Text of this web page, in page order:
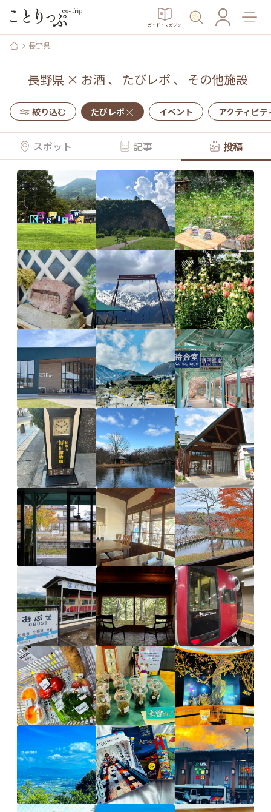
ガイド・マガジン
長野県
長野県 × お酒 、 たびレポ 、 その他施設
絞り込む たびレポ イベント アクティビテ
スポット 記事 投稿